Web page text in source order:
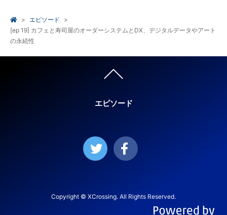
エピソード
[ep 19] カフェと寿司屋のオーダーシステムとDX、デジタルデータやアート
の永続性
エピソード
Copyright © XCrossing. All Rights Reserved.